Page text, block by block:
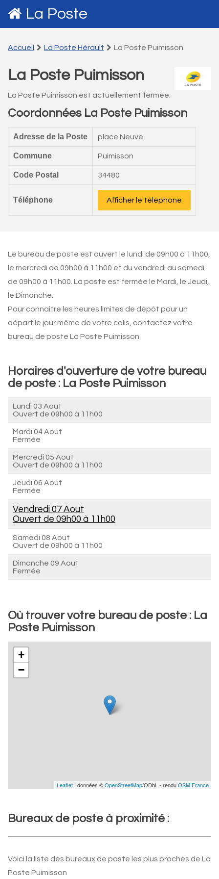
La Poste
Accueil La Poste Hérault La Poste Puimisson
La Poste Puimisson
La Poste Puimisson est actuellement fermée.
Coordonnées La Poste Puimisson
Adresse de la Poste place Neuve
Commune Puimisson
Code Postal 34480
Téléphone Afficher le téléphone
Le bureau de poste est ouvert le lundi de 09h00 à 11h00,
le mercredi de 09h00 à 11h00 et du vendredi au samedi
de 09h00 à 11h00. La poste est fermée le Mardi, le Jeudi,
le Dimanche.
Pour connaitre les heures limites de dépôt pour un
départ le jour même de votre colis, contactez votre
bureau de poste La Poste Puimisson.
Horaires d'ouverture de votre bureau
de poste : La Poste Puimisson
Lundi 03 Aout
Ouvert de 09h00 à 11h00
Mardi 04 Aout
Fermée
Mercredi 05 Aout
Ouvert de 09h00 à 11h00
Jeudi 06 Aout
Fermée
Vendredi 07 Aout
Ouvert de 09h00 à 11h00
Samedi 08 Aout
Ouvert de 09h00 à 11h00
Dimanche 09 Aout
Fermée
Où trouver votre bureau de poste : La
Poste Puimisson
+
−
Leaflet | données ©OpenStreetMap/ODbL - renduOSM France
Bureaux de poste à proximité :
Voici la liste des bureaux de poste les plus proches de La
Poste Puimisson